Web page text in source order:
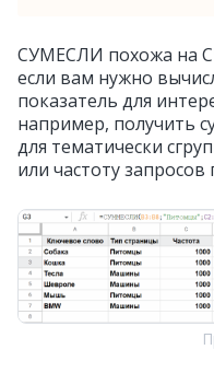
СУМЕСЛИ похожа на
если вам нужно
показатель для
например, получить
для тематически
или частоту